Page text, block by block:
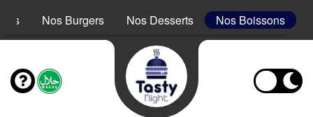
Nos Burgers Nos Desserts Nos Boissons